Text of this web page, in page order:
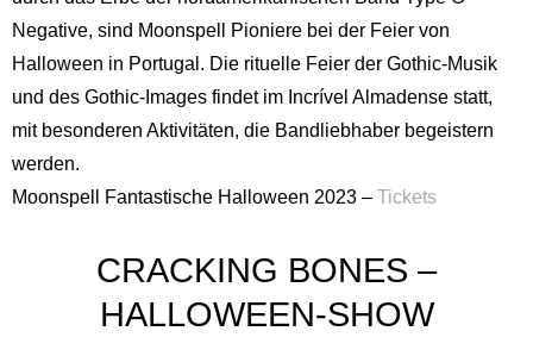
Negative, sind Moonspell Pioniere bei der Feier von
Halloween in Portugal. Die rituelle Feier der Gothic-Musik
und des Gothic-Images findet im Incrível Almadense statt,
mit besonderen Aktivitäten, die Bandliebhaber begeistern
werden.
Moonspell Fantastische Halloween 2023 – Tickets
CRACKING BONES –
HALLOWEEN-SHOW